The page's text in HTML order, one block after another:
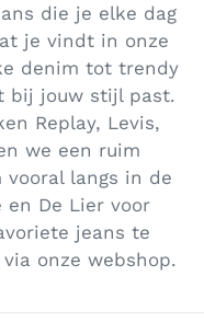
die je elke dag
je vindt in onze
denim tot trendy
bij jouw stijl past.
Replay, Levis,
we een ruim
vooral langs in de
en De Lier voor
jeans te
onze webshop.